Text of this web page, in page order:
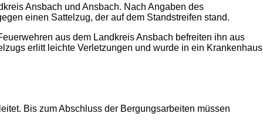
Ansbach und Ansbach. Nach Angaben des
einen Sattelzug, der auf dem Standstreifen stand.
aus dem Landkreis Ansbach befreiten ihn aus
erlitt leichte Verletzungen und wurde in ein Krankenhaus
Bis zum Abschluss der Bergungsarbeiten müssen